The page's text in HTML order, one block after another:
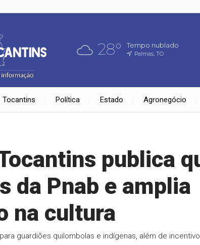
28° Tempo nublado
Palmas, TO
Tocantins Política Estado Agronegócio
publica
da Pnab e amplia
na cultura
guardiões quilombolas e indígenas, além de